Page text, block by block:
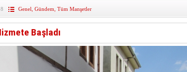
Seninle Güzel” doğa yürüyüşü
Genel Gündem Tüm Manşetler
Başladı